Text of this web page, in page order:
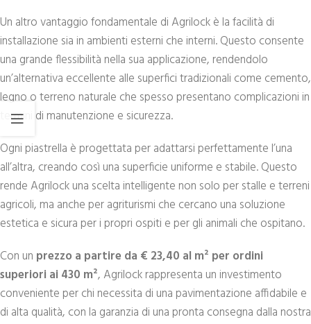
Un altro vantaggio fondamentale di Agrilock è la facilità di
installazione sia in ambienti esterni che interni. Questo consente
una grande flessibilità nella sua applicazione, rendendolo
un’alternativa eccellente alle superfici tradizionali come cemento,
legno o terreno naturale che spesso presentano complicazioni in
termini di manutenzione e sicurezza.
Ogni piastrella è progettata per adattarsi perfettamente l’una
all’altra, creando così una superficie uniforme e stabile. Questo
rende Agrilock una scelta intelligente non solo per stalle e terreni
agricoli, ma anche per agriturismi che cercano una soluzione
estetica e sicura per i propri ospiti e per gli animali che ospitano.
Con un prezzo a partire da € 23,40 al m² per ordini
superiori ai 430 m², Agrilock rappresenta un investimento
conveniente per chi necessita di una pavimentazione affidabile e
di alta qualità, con la garanzia di una pronta consegna dalla nostra